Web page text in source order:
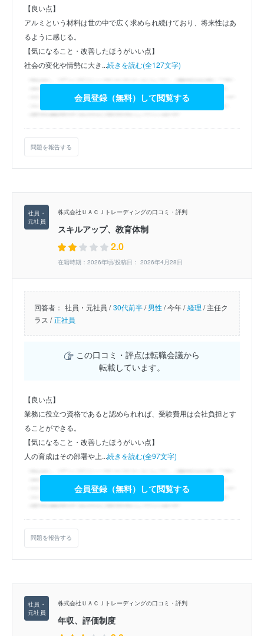
【良い点】
アルミという材料は世の中で広く求められ続けており、将来性はあ
るように感じる。
【気になること・改善したほうがいい点】
社会の変化や情勢に大き...続きを読む(全127文字)
会員登録（無料）して閲覧する
問題を報告する
株式会社ＵＡＣＪトレーディングの口コミ・評判
スキルアップ、教育体制
2.0
在籍時期：2026年頃/投稿日： 2026年4月28日
回答者： 社員・元社員 / 30代前半/男性/今年 / 経理 /主任ク
ラス / 正社員
この口コミ・評点は転職会議から
転載しています。
【良い点】
業務に役立つ資格であると認められれば、受験費用は会社負担とす
ることができる。
【気になること・改善したほうがいい点】
人の育成はその部署や上...続きを読む(全97文字)
会員登録（無料）して閲覧する
問題を報告する
株式会社ＵＡＣＪトレーディングの口コミ・評判
年収、評価制度